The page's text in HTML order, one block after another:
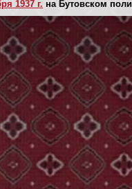
1937 г. на Бутовском